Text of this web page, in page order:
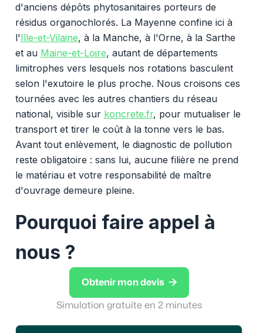
d'anciens dépôts phytosanitaires porteurs de
résidus organochlorés. La Mayenne confine ici à
l'Ille-et-Vilaine, à la Manche, à l'Orne, à la Sarthe
et au Maine-et-Loire, autant de départements
limitrophes vers lesquels nos rotations basculent
selon l'exutoire le plus proche. Nous croisons ces
tournées avec les autres chantiers du réseau
national, visible sur koncrete.fr, pour mutualiser le
transport et tirer le coût à la tonne vers le bas.
Avant tout enlèvement, le diagnostic de pollution
reste obligatoire : sans lui, aucune filière ne prend
le matériau et votre responsabilité de maître
d'ouvrage demeure pleine.
Pourquoi faire appel à
nous ?
Obtenir mon devis 
Simulation gratuite en 2 minutes